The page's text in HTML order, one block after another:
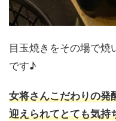
目玉焼きをその場で焼
です♪
女将さんこだわりの発
迎えられてとても気持